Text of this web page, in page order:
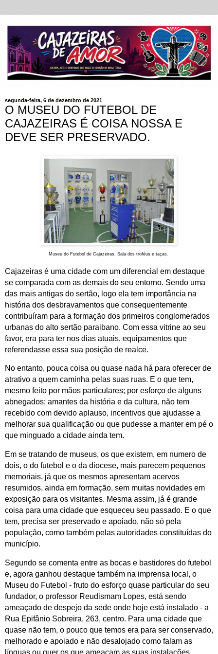
segunda-feira, 6 de dezembro de 2021
O MUSEU DO FUTEBOL DE
CAJAZEIRAS É COISA NOSSA E
DEVE SER PRESERVADO.
Museu do Futebol de Cajazeiras. Sala dos troféus e taças.
Cajazeiras é uma cidade com um diferencial em destaque
se comparada com as demais do seu entorno. Sendo uma
das mais antigas do sertão, logo ela tem importância na
história dos desbravamentos que consequentemente
contribuíram para a formação dos primeiros conglomerados
urbanas do alto sertão paraibano. Com essa vitrine ao seu
favor, era para ter nos dias atuais, equipamentos que
referendasse essa sua posição de realce.
No entanto, pouca coisa ou quase nada há para oferecer de
atrativo a quem caminha pelas suas ruas. E o que tem,
mesmo feito por mãos particulares; por esforço de alguns
abnegados; amantes da história e da cultura, não tem
recebido com devido aplauso, incentivos que ajudasse a
melhorar sua qualificação ou que pudesse a manter em pé o
que minguado a cidade ainda tem.
Em se tratando de museus, os que existem, em numero de
dois, o do futebol e o da diocese, mais parecem pequenos
memoriais, já que os mesmos apresentam acervos
resumidos, ainda em formação, sem muitas novidades em
exposição para os visitantes. Mesma assim, já é grande
coisa para uma cidade que esqueceu seu passado. E o que
tem, precisa ser preservado e apoiado, não só pela
população, como também pelas autoridades constituídas do
município.
Segundo se comenta entre as bocas e bastidores do futebol
e, agora ganhou destaque também na imprensa local, o
Museu do Futebol - fruto do esforço quase particular do seu
fundador, o professor Reudismam Lopes, está sendo
ameaçado de despejo da sede onde hoje está instalado - a
Rua Epifânio Sobreira, 263, centro. Para uma cidade que
quase não tem, o pouco que temos era para ser conservado,
melhorado e apoiado e não desalojado como falam as